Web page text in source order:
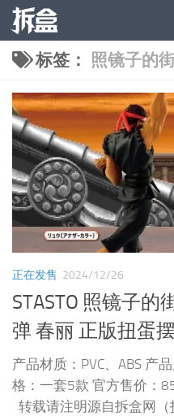
跳至内容
标签： 照镜子的
正在发售 2024/12/26
STASTO 照镜子的
弹 春丽 正版扭蛋
产品材质：PVC、ABS 产
格：一套5款 官方售价：
转载请注明源自拆盒网